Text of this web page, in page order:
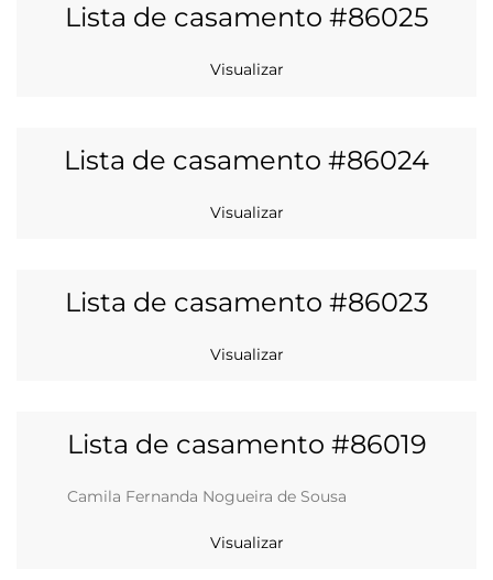
Lista de casamento #86025
Visualizar
Lista de casamento #86024
Visualizar
Lista de casamento #86023
Visualizar
Lista de casamento #86019
Camila Fernanda Nogueira de Sousa
Visualizar